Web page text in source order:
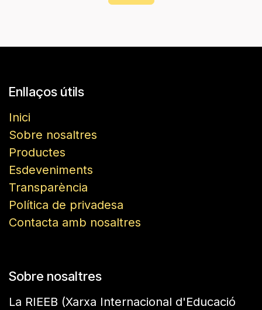
Enllaços útils
Inici
Sobre nosaltres
Productes
Esdeveniments
Transparència
Política de privadesa
Contacta amb nosaltres
Sobre nosaltres
La RIEEB (Xarxa Internacional d'Educació